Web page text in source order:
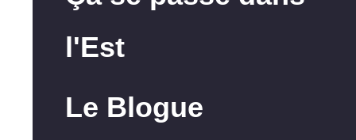
l'Est
Le Blogue